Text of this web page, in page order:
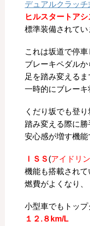
デュアルクラッ
ヒルスタートア
標準装備されてい
これは坂道で停車
ブレーキペダル
足を踏み変えるま
一時的にブレーキ
くだり坂でも登り
踏み変える際に
安心感が増す機能
ＩＳＳ (アイドリ
機能も搭載されて
燃費がよくなり、
小型車でもトップ
１２.８km/L